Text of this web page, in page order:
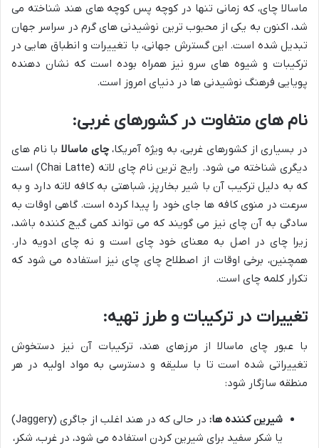
ماسالا چای، که زمانی تنها در کوچه پس کوچه های هند شناخته می
شد، اکنون به یکی از محبوب ترین نوشیدنی های گرم در سراسر جهان
تبدیل شده است. این گسترش جهانی، با تغییرات و انطباق هایی در
ترکیبات و شیوه های سرو نیز همراه بوده است که نشان دهنده
پویایی فرهنگ نوشیدنی ها در دنیای امروز است.
نام های متفاوت در کشورهای غربی:
در بسیاری از کشورهای غربی، به ویژه آمریکا،چای ماسالا با نام های
دیگری شناخته می شود. رایج ترین نام چای لاته (Chai Latte) است
که به دلیل ترکیب آن با شیر بخارپز، شباهتی به کافه لاته دارد و به
سرعت در منوی کافه ها جای خود را پیدا کرده است. گاهی اوقات به
سادگی به آن چای نیز می گویند که می تواند کمی گیج کننده باشد،
زیرا چای در اصل به معنای خود چای است و نه چای ادویه دار.
همچنین، برخی اوقات از اصطلاح چای چای نیز استفاده می شود که
تکرار کلمه چای است.
تغییرات در ترکیبات و طرز تهیه:
با عبور چای ماسالا از مرزهای هند، ترکیبات آن نیز دستخوش
تغییراتی شده است تا با سلیقه و دسترسی به مواد اولیه در هر
منطقه سازگار شود:
شیرین کننده ها:
در حالی که در هند اغلب از جاگری (Jaggery)
یا شکر سفید برای شیرین کردن استفاده می شود، در غرب، شکر،